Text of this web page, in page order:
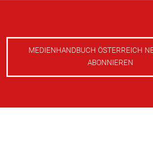
MEDIENHANDBUCH ÖSTERREICH
ABONNIEREN